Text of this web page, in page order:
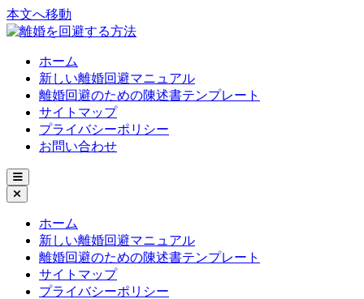
本文へ移動
ホーム
新しい離婚回避マニュアル
離婚回避のための陳述書テンプレート
サイトマップ
プライバシーポリシー
お問い合わせ
ホーム
新しい離婚回避マニュアル
離婚回避のための陳述書テンプレート
サイトマップ
プライバシーポリシー